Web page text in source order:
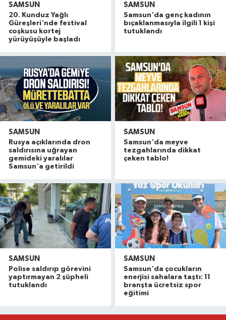
SAMSUN
20. Kunduz Yağlı
Güreşleri'nde festival
coşkusu kortej
yürüyüşüyle başladı
SAMSUN
Samsun'da genç kadının
bıçaklanmasıyla ilgili 1 kişi
tutuklandı
SAMSUN
Rusya açıklarında dron
saldırısına uğrayan
gemideki yaralılar
Samsun'a getirildi
SAMSUN
Samsun'da meyve
tezgahlarında dikkat
çeken tablo!
SAMSUN
Polise saldırıp görevini
yaptırmayan 2 şüpheli
tutuklandı
SAMSUN
Samsun'da çocukların
enerjisi sahalara taştı: 11
branşta ücretsiz spor
eğitimi
08:52 |NebiyanFest'te Selçuk Balcı konseri
22:58 |İller Arası Muay Thai Açık Hava Turnuvası
Konteyner ev alevlere teslim oldu